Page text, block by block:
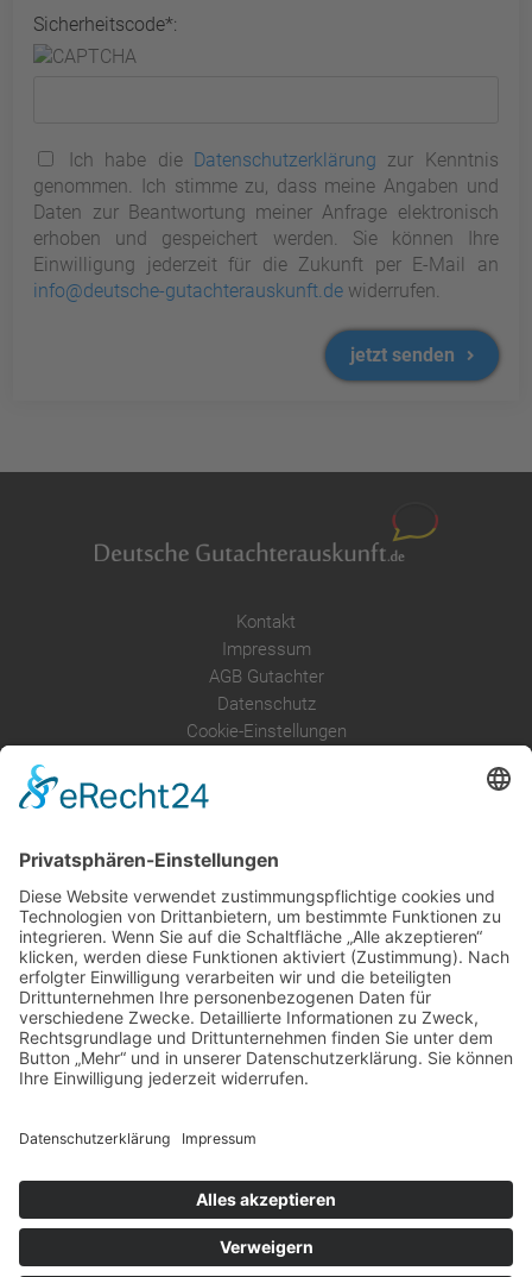
Sicherheitscode*:
Ich habe die Datenschutzerklärung zur Kenntnis
genommen. Ich stimme zu, dass meine Angaben und
Daten zur Beantwortung meiner Anfrage elektronisch
erhoben und gespeichert werden. Sie können Ihre
Einwilligung jederzeit für die Zukunft per E-Mail an
info@deutsche-gutachterauskunft.de widerrufen.
jetzt senden
Kontakt
Impressum
AGB Gutachter
Datenschutz
Cookie-Einstellungen
Kosten im Überblick
AGB Nutzer
Gutachter suchen
Gutachter Blog
Auftragsbörse
Anfrage
Presse
Partner: Der DGuSV
Infos für Suchende